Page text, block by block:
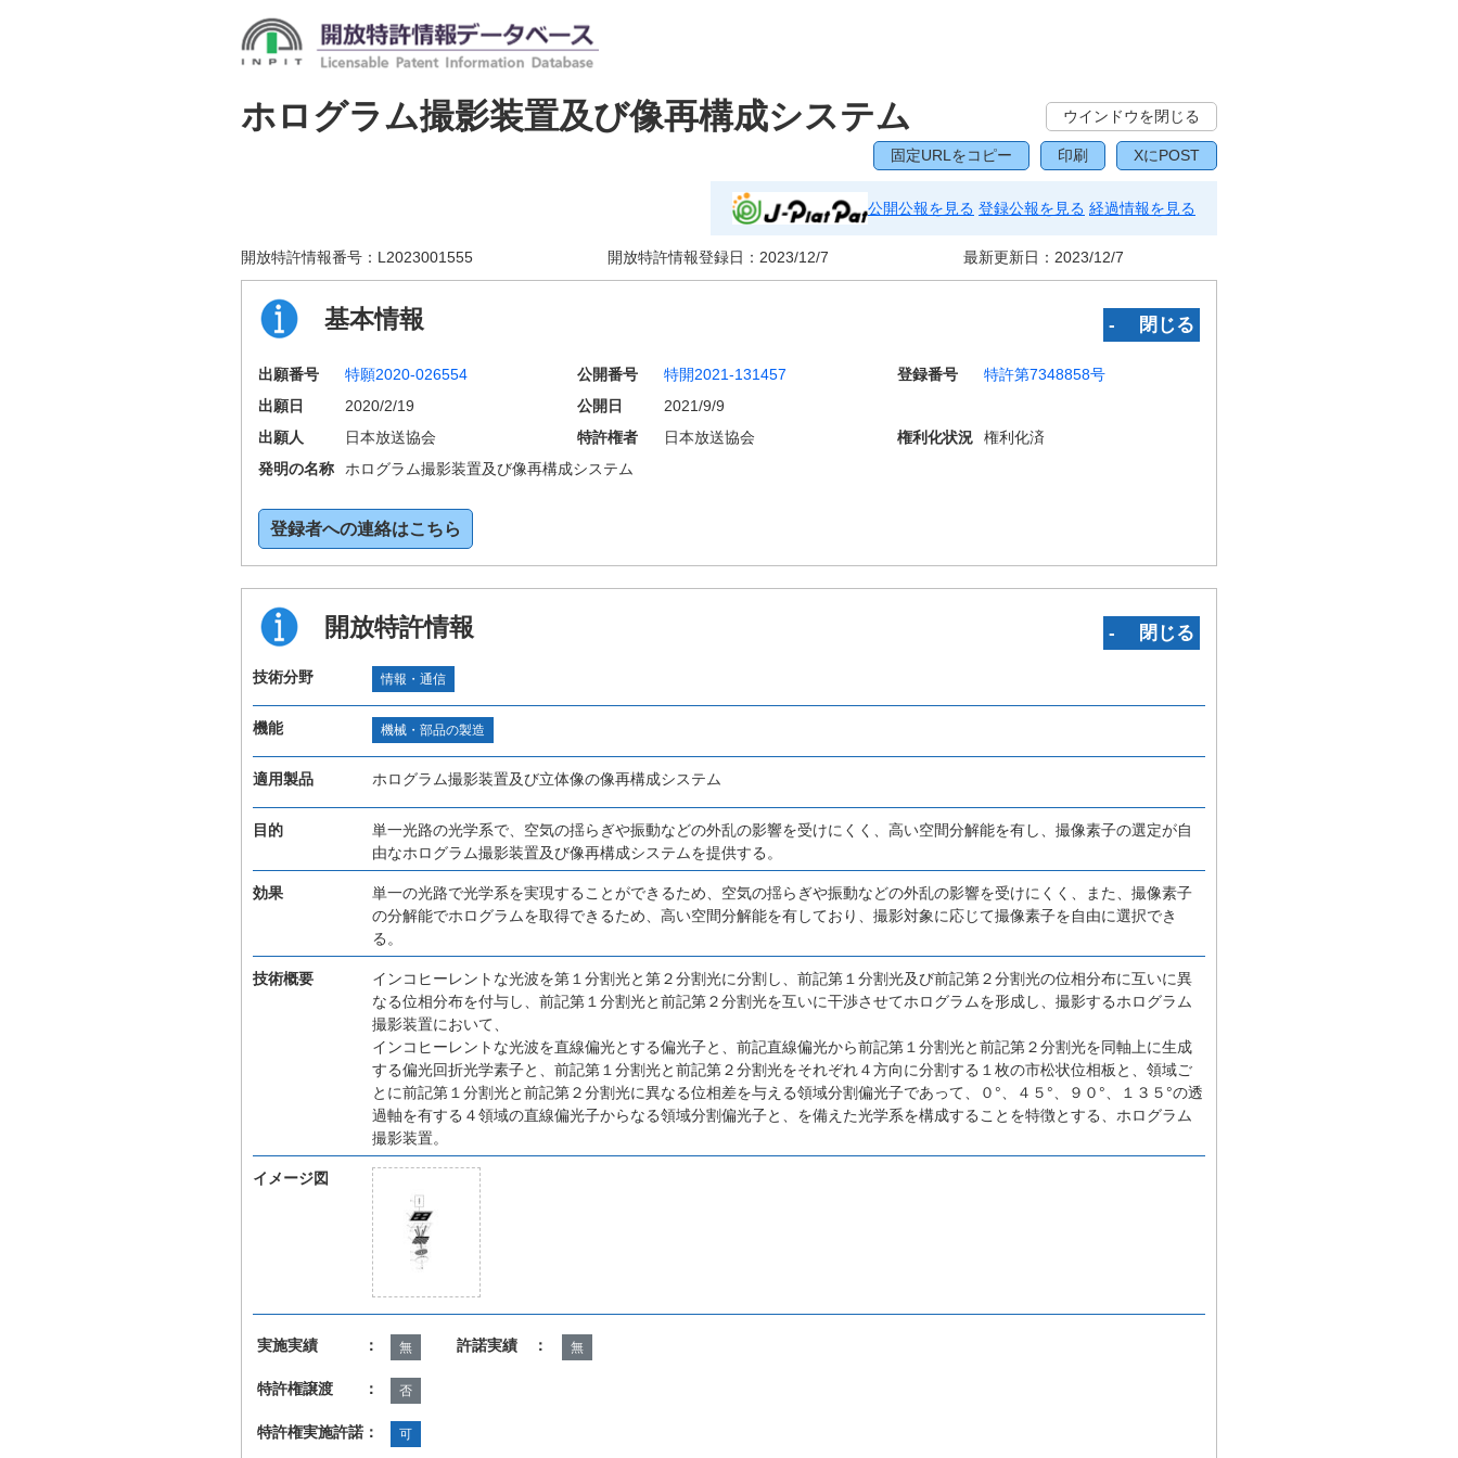
ホログラム撮影装置及び像再構成システム ウインドウを閉じる
固定URLをコピー 印刷 XにPOST
公開公報を見る 登録公報を見る 経過情報を見る
開放特許情報番号： L2023001555 開放特許情報登録日： 2023/12/7 最新更新日： 2023/12/7
基本情報 ‐ 閉じる
出願番号 特願2020-026554 公開番号 特開2021-131457 登録番号
特許第7348858号
出願日
2020/2/19 公開日
2021/9/9
出願人
日本放送協会 特許権者 日本放送協会 権利化状況
権利化済
発明の名称
ホログラム撮影装置及び像再構成システム
登録者への連絡はこちら
開放特許情報 ‐ 閉じる
技術分野 情報・通信
機能 機械・部品の製造
適用製品 ホログラム撮影装置及び立体像の像再構成システム
目的
単一光路の光学系で、空気の揺らぎや振動などの外乱の影響を受けにくく、高い空間分解能を有し、撮像素子の選定が自
由なホログラム撮影装置及び像再構成システムを提供する。
効果
単一の光路で光学系を実現することができるため、空気の揺らぎや振動などの外乱の影響を受けにくく、また、撮像素子
の分解能でホログラムを取得できるため、高い空間分解能を有しており、撮影対象に応じて撮像素子を自由に選択でき
る。
技術概要
インコヒーレントな光波を第１分割光と第２分割光に分割し、前記第１分割光及び前記第２分割光の位相分布に互いに異
なる位相分布を付与し、前記第１分割光と前記第２分割光を互いに干渉させてホログラムを形成し、撮影するホログラム
撮影装置において、
インコヒーレントな光波を直線偏光とする偏光子と、前記直線偏光から前記第１分割光と前記第２分割光を同軸上に生成
する偏光回折光学素子と、前記第１分割光と前記第２分割光をそれぞれ４方向に分割する１枚の市松状位相板と、領域ご
とに前記第１分割光と前記第２分割光に異なる位相差を与える領域分割偏光子であって、０°、４５°、９０°、１３５°の透
過軸を有する４領域の直線偏光子からなる領域分割偏光子と、を備えた光学系を構成することを特徴とする、ホログラム
撮影装置。
イメージ図
実施実績 ： 無 許諾実績 ： 無
特許権譲渡 ： 否
特許権実施許諾： 可